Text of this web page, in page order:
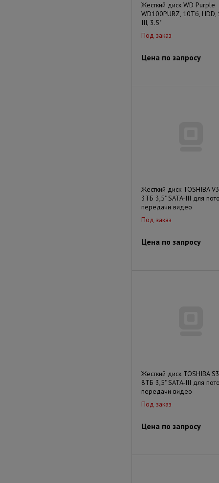
Жесткий диск WD Purple
WD100PURZ, 10Тб, HDD,
III, 3.5"
Под заказ
Цена по запросу
Жесткий диск TOSHIBA
3ТБ 3,5" SATA-III для
передачи видео
Под заказ
Цена по запросу
Жесткий диск TOSHIBA
8ТБ 3,5" SATA-III для
передачи видео
Под заказ
Цена по запросу